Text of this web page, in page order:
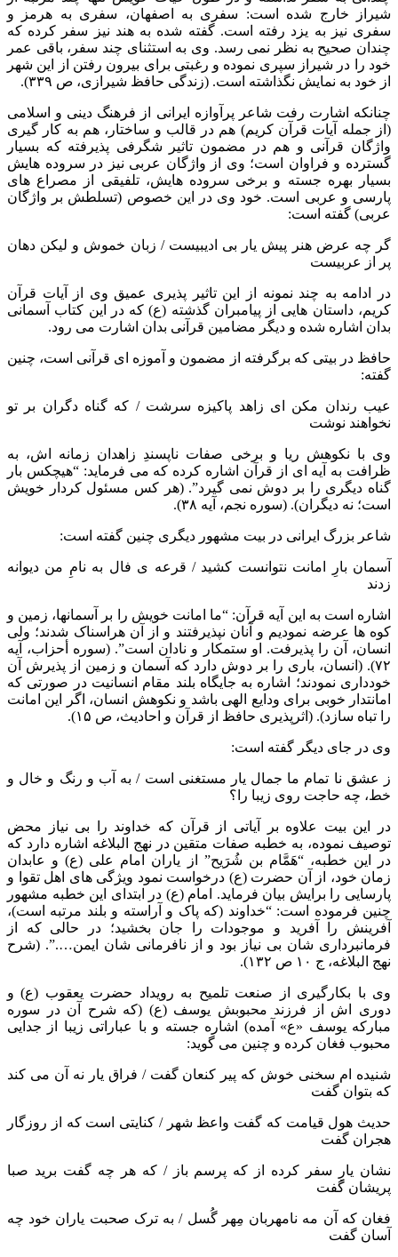
شیراز خارج شده است: سفری به اصفهان، سفری به هرمز و
سفری نیز به یزد رفته است. گفته شده به هند نیز سفر کرده که
چندان صحیح به نظر نمی رسد. وی به استثنای چند سفر، باقی عمر
خود را در شیراز سپری نموده و رغبتی برای بیرون رفتن از این شهر
از خود به نمایش نگذاشته است. (زندگی حافظ شیرازی، ص ۳۳۹).
چنانکه اشارت رفت شاعر پرآوازه ایرانی از فرهنگ دینی و اسلامی
(از جمله آیات قرآن کریم) هم در قالب و ساختار، هم به کار گیری
واژگان قرآنی و هم در مضمون تاثیر شگرفی پذیرفته که بسیار
گسترده و فراوان است؛ وی از واژگان عربی نیز در سروده هایش
بسیار بهره جسته و برخی سروده هایش، تلفیقی از مصراع های
پارسی و عربی است. خود وی در این خصوص (تسلطش بر واژگان
عربی) گفته است:
گر چه عرض هنر پیش یار بی ادیبیست / زبان خموش و لیکن دهان
پر از عربیست
در ادامه به چند نمونه از این تاثیر پذیری عمیق وی از آیات قرآن
کریم، داستان هایی از پیامبران گذشته (ع) که در این کتاب آسمانی
بدان اشاره شده و دیگر مضامین قرآنی بدان اشارت می رود.
حافظ در بیتی که برگرفته از مضمون و آموزه ای قرآنی است، چنین
گفته:
عیب رندان مکن ای زاهد پاکیزه سرشت / که گناه دگران بر تو
نخواهند نوشت
وی با نکوهش ریا و برخی صفات ناپسندِ زاهدان زمانه اش، به
ظرافت به آیه ای از قرآن اشاره کرده که می فرماید: “هیچکس بار
گناه دیگری را بر دوش نمی گیرد”. (هر کس مسئول کردار خویش
است؛ نه دیگران). (سوره نجم، آیه ۳۸).
شاعر بزرگ ایرانی در بیت مشهور دیگری چنین گفته است:
آسمان بارِ امانت نتوانست کشید / قرعه ی فال به نامِ من دیوانه
زدند
اشاره است به این آیه قرآن: “ما امانت خویش را بر آسمانها، زمین و
کوه ها عرضه نمودیم و آنان نپذیرفتند و از آن هراسناک شدند؛ ولی
انسان، آن را پذیرفت. او ستمکار و نادان است”. (سوره أحزاب، آیه
۷۲). (انسان، باری را بر دوش دارد که آسمان و زمین از پذیرش آن
خودداری نمودند؛ اشاره به جایگاه بلند مقام انسانیت در صورتی که
امانتدار خوبی برای ودایع الهی باشد و نکوهش انسان، اگر این امانت
را تباه سازد). (اثرپذیری حافظ از قرآن و احادیث، ص ۱۵).
وی در جای دیگر گفته است:
ز عشق نا تمام ما جمال یار مستغنی است / به آب و رنگ و خال و
خط، چه حاجت روی زیبا را؟
در این بیت علاوه بر آیاتی از قرآن که خداوند را بی نیاز محض
توصیف نموده، به خطبه صفات متقین در نهج البلاغه اشاره دارد که
در این خطبه، “هَمَّام بن شُرَیح” از یاران امام علی (ع) و عابدان
زمان خود، از آن حضرت (ع) درخواست نمود ویژگی های اهل تقوا و
پارسایی را برایش بیان فرماید. امام (ع) در ابتدای این خطبه مشهور
چنین فرموده است: “خداوند (که پاک و آراسته و بلند مرتبه است)،
آفرینش را آفرید و موجودات را جان بخشید؛ در حالی که از
فرمانبرداری شان بی نیاز بود و از نافرمانی شان ایمن….”. (شرح
نهج البلاغه، ج ۱۰ ص ۱۳۲).
وی با بکارگیری از صنعت تلمیح به رویداد حضرت یعقوب (ع) و
دوری اش از فرزند محبوبش یوسف (ع) (که شرح آن در سوره
مبارکه یوسف «ع» آمده) اشاره جسته و با عباراتی زیبا از جدایی
محبوب فغان کرده و چنین می گوید:
شنیده ام سخنی خوش که پیر کنعان گفت / فراق یار نه آن می کند
که بتوان گفت
حدیث هول قیامت که گفت واعظ شهر / کنایتی است که از روزگار
هجران گفت
نشان یارِ سفر کرده از که پرسم باز / که هر چه گفت برید صبا
پریشان گفت
فغان که آن مه نامهربان مِهر گُسل / به ترک صحبت یاران خود چه
آسان گفت